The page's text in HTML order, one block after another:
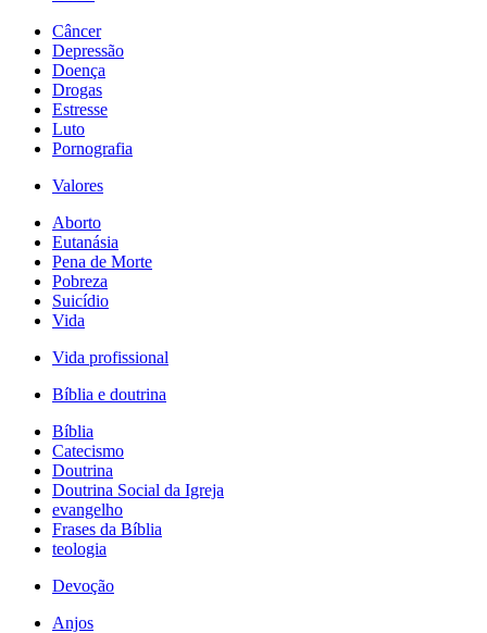
Câncer
Depressão
Doença
Drogas
Estresse
Luto
Pornografia
Valores
Aborto
Eutanásia
Pena de Morte
Pobreza
Suicídio
Vida
Vida profissional
Bíblia e doutrina
Bíblia
Catecismo
Doutrina
Doutrina Social da Igreja
evangelho
Frases da Bíblia
teologia
Devoção
Anjos